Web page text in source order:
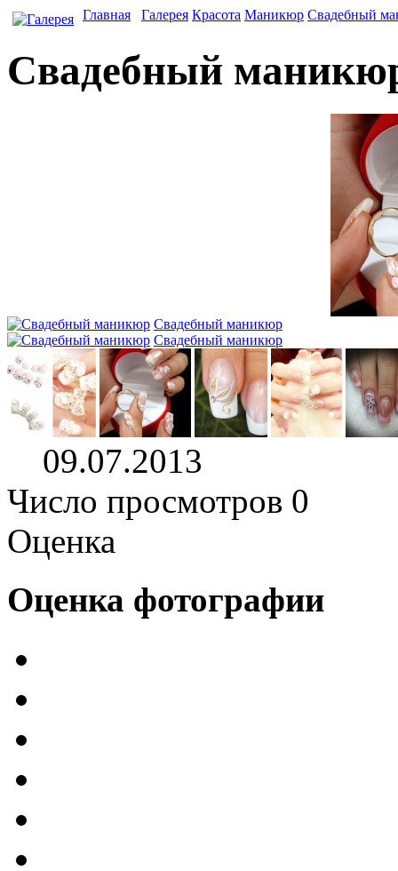
Главная Галерея Красота Маникюр Свадебный
Свадебный
Свадебный маникюр
Свадебный маникюр
09.07.2013
Число просмотров 0
Оценка
Оценка фотографии